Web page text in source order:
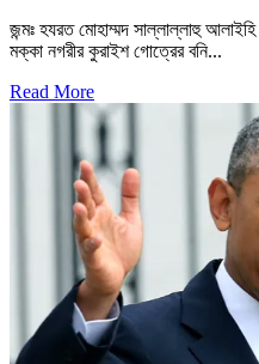
জন্মঃ হযরত মোহাম্মদ সাল্লাল্লাহু
মক্কা নগরীর কুরাইশ গোত্রের বনি...
Read More